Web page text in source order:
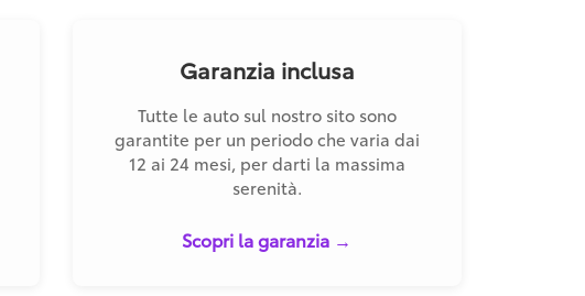
Garanzia inclusa
Tutte le auto sul nostro sito sono
garantite per un periodo che varia dai
12 ai 24 mesi, per darti la massima
serenità.
Scopri la garanzia →